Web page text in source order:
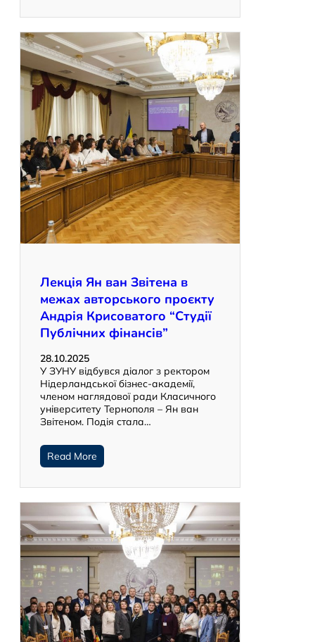
Лекція Ян ван Звітена в
межах авторського проєкту
Андрія Крисоватого “Студії
Публічних фінансів”
28.10.2025
У ЗУНУ відбувся діалог з ректором
Нідерландської бізнес-академії,
членом наглядової ради Класичного
університету Тернополя – Ян ван
Звітеном. Подія стала…
Read More